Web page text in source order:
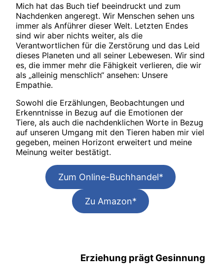
Mich hat das Buch tief beeindruckt und zum
Nachdenken angeregt. Wir Menschen sehen uns
immer als Anführer dieser Welt. Letzten Endes
sind wir aber nichts weiter, als die
Verantwortlichen für die Zerstörung und das Leid
dieses Planeten und all seiner Lebewesen. Wir sind
es, die immer mehr die Fähigkeit verlieren, die wir
als „alleinig menschlich“ ansehen: Unsere
Empathie.
Sowohl die Erzählungen, Beobachtungen und
Erkenntnisse in Bezug auf die Emotionen der
Tiere, als auch die nachdenklichen Worte in Bezug
auf unseren Umgang mit den Tieren haben mir viel
gegeben, meinen Horizont erweitert und meine
Meinung weiter bestätigt.
Zum Online-Buchhandel*
Zu Amazon*
Erziehung prägt Gesinnung